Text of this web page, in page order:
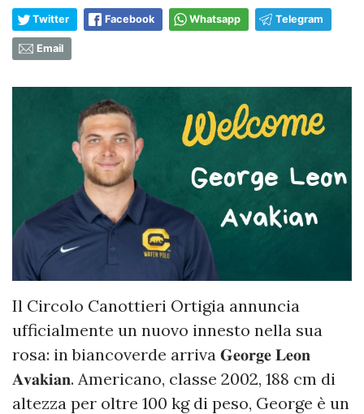
Twitter Facebook Whatsapp Telegram
Email
Il Circolo Canottieri Ortigia annuncia
ufficialmente un nuovo innesto nella sua
rosa: in biancoverde arriva 𝐆𝐞𝐨𝐫𝐠𝐞 𝐋𝐞𝐨𝐧
𝐀𝐯𝐚𝐤𝐢𝐚𝐧. Americano, classe 2002, 188 cm di
altezza per oltre 100 kg di peso, George è un